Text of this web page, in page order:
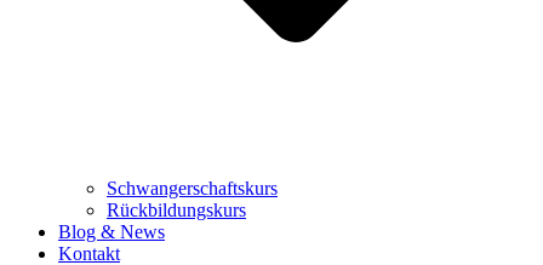
Schwangerschaftskurs
Rückbildungskurs
Blog & News
Kontakt